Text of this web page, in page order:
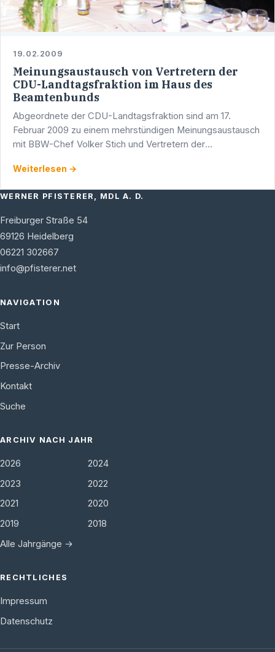
19.02.2009
Meinungsaustausch von Vertretern der
CDU-Landtagsfraktion im Haus des
Beamtenbunds
Abgeordnete der CDU-Landtagsfraktion sind am 17.
Februar 2009 zu einem mehrstündigen Meinungsaustausch
mit BBW-Chef Volker Stich und Vertretern der
Weiterlesen →
WERNER PFISTERER, MDL A. D.
Freiburger Straße 54
69126 Heidelberg
06221 302667
info@pfisterer.net
NAVIGATION
Start
Zur Person
Presse-Archiv
Kontakt
Suche
ARCHIV NACH JAHR
2026
2024
2023
2022
2021
2020
2019
2018
Alle Jahrgänge →
RECHTLICHES
Impressum
Datenschutz